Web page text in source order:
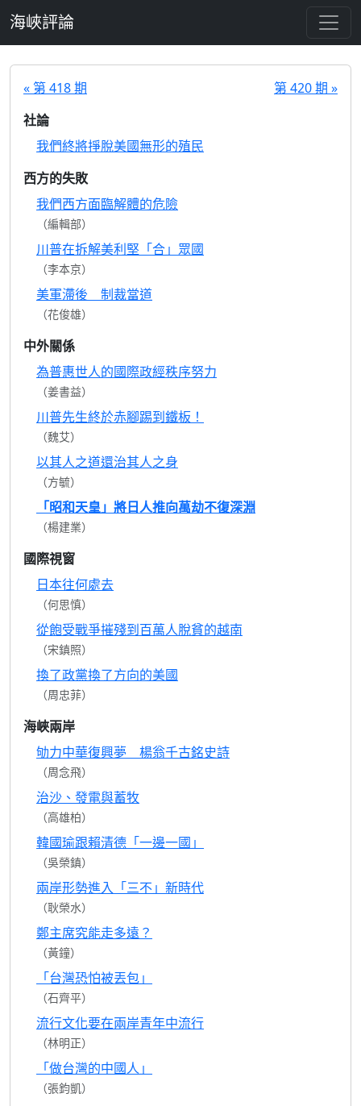
海峽評論
« 第 418 期
第 420 期 »
社論
我們終將掙脫美國無形的殖民
西方的失敗
我們西方面臨解體的危險
（編輯部）
川普在拆解美利堅「合」眾國
（李本京）
美軍滯後 制裁當道
（花俊雄）
中外關係
為普惠世人的國際政經秩序努力
（姜書益）
川普先生終於赤腳踢到鐵板！
（魏艾）
以其人之道還治其人之身
（方毓）
「昭和天皇」將日人推向萬劫不復深淵
（楊建業）
國際視窗
日本往何處去
（何思慎）
從飽受戰爭摧殘到百萬人脫貧的越南
（宋鎮照）
換了政黨換了方向的美國
（周忠菲）
海峽兩岸
劬力中華復興夢 楊翁千古銘史詩
（周念飛）
治沙、發電與蓄牧
（高雄柏）
韓國瑜跟賴清德「一邊一國」
（吳榮鎮）
兩岸形勢進入「三不」新時代
（耿榮水）
鄭主席究能走多遠？
（黃鐘）
「台灣恐怕被丟包」
（石齊平）
流行文化要在兩岸青年中流行
（林明正）
「做台灣的中國人」
（張鈞凱）